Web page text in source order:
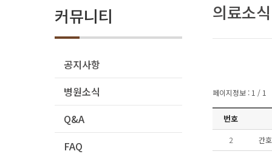
커뮤니티
공지사항
병원소식
Q&A
FAQ
의료소
페이지정보 : 1 / 1
번호
2 간